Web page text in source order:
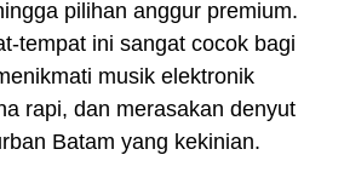
pilihan anggur premium.
tempat ini sangat cocok bagi
musik elektronik
rapi, dan merasakan denyut
Batam yang kekinian.